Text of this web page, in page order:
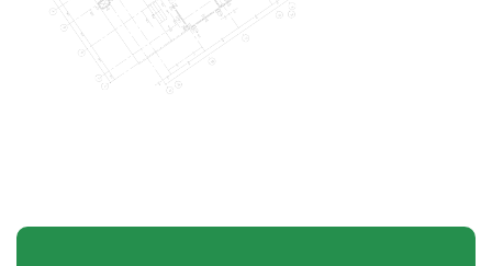
LỄ TRAO QUYẾT ĐỊNH VÀ BỔ NHIỆM PHÓ TỔNG GIÁM ĐỐC